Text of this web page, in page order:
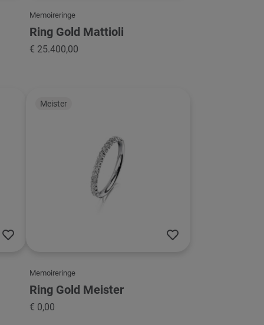
Memoireringe
Ring Gold Mattioli
€ 25.400,00
Meister
Memoireringe
Ring Gold Meister
€ 0,00